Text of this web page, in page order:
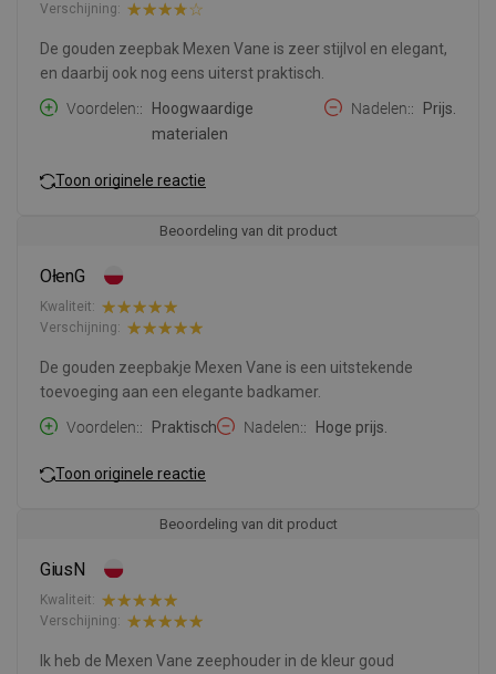
Verschijning:
De gouden zeepbak Mexen Vane is zeer stijlvol en elegant,
en daarbij ook nog eens uiterst praktisch.
Voordelen:
Hoogwaardige
materialen
Nadelen: Prijs.
Toon originele reactie
Beoordeling van dit product
OłenG
Kwaliteit:
Verschijning:
De gouden zeepbakje Mexen Vane is een uitstekende
toevoeging aan een elegante badkamer.
Voordelen:
Praktisch Nadelen: Hoge prijs.
Toon originele reactie
Beoordeling van dit product
GiusN
Kwaliteit:
Verschijning:
Ik heb de Mexen Vane zeephouder in de kleur goud